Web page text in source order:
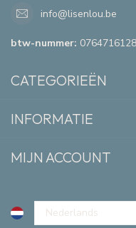
info@lisenlou.be
btw-nummer: 0764716128
CATEGORIEËN
INFORMATIE
MIJN ACCOUNT